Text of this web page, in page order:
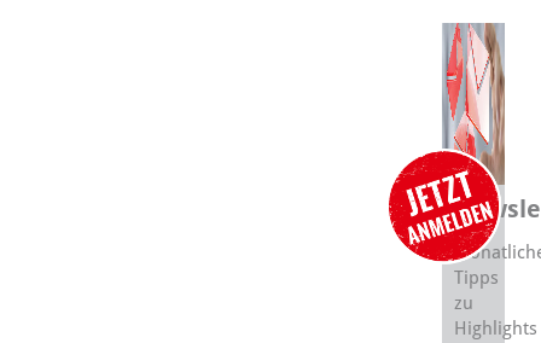
Tipps
zu
Highlights